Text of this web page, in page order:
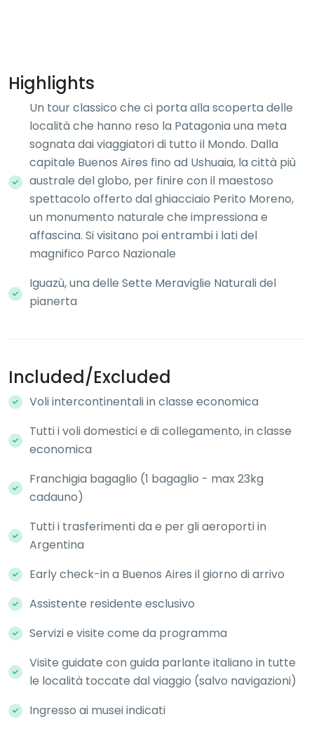
Highlights
Un tour classico che ci porta alla scoperta delle
località che hanno reso la Patagonia una meta
sognata dai viaggiatori di tutto il Mondo. Dalla
capitale Buenos Aires fino ad Ushuaia, la città più
australe del globo, per finire con il maestoso
spettacolo offerto dal ghiacciaio Perito Moreno,
un monumento naturale che impressiona e
affascina. Si visitano poi entrambi i lati del
magnifico Parco Nazionale
Iguazù, una delle Sette Meraviglie Naturali del
pianerta
Included/Excluded
Voli intercontinentali in classe economica
Tutti i voli domestici e di collegamento, in classe
economica
Franchigia bagaglio (1 bagaglio - max 23kg
cadauno)
Tutti i trasferimenti da e per gli aeroporti in
Argentina
Early check-in a Buenos Aires il giorno di arrivo
Assistente residente esclusivo
Servizi e visite come da programma
Visite guidate con guida parlante italiano in tutte
le località toccate dal viaggio (salvo navigazioni)
Ingresso ai musei indicati